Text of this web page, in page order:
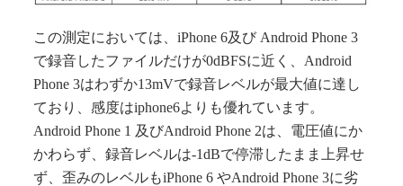
この測定においては、iPhone 6及び Android Phone 3
で録音したファイルだけが0dBFSに近く、Android
Phone 3はわずか13mVで録音レベルが最大値に達し
ており、感度はiphone6よりも優れています。
Android Phone 1 及びAndroid Phone 2は、電圧値にか
かわらず、録音レベルは-1dBで停滞したまま上昇せ
ず、歪みのレベルもiPhone 6 やAndroid Phone 3に劣